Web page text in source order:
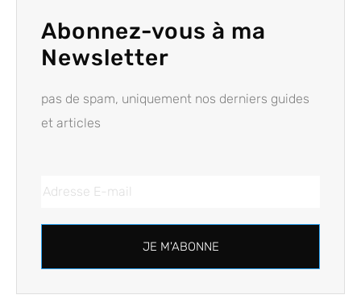
Abonnez-vous à ma
Newsletter
pas de spam, uniquement nos derniers guides
et articles
JE M'ABONNE